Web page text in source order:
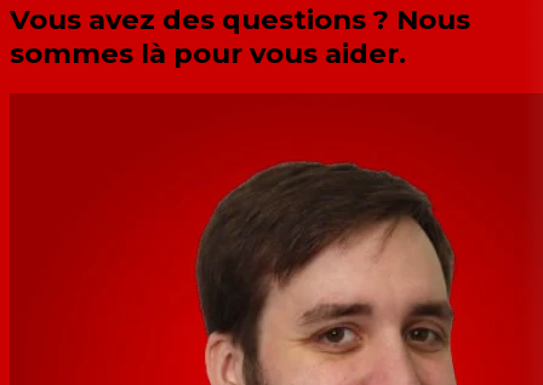
Vous avez des questions ? Nous
sommes là pour vous aider.